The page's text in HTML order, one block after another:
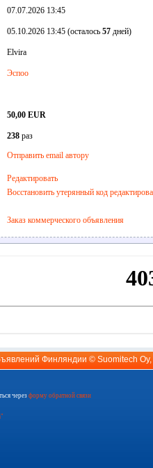
07.07.2026 13:45
05.10.2026 13:45 (осталось 57дней)
Elvira
Эспоо
50,00 EUR
238раз
Отправить email автору
Редактировать
Восстановить утерянный код
Заказ коммерческого объявления
Финляндии © Suomitech Oy
через форму обратной связи